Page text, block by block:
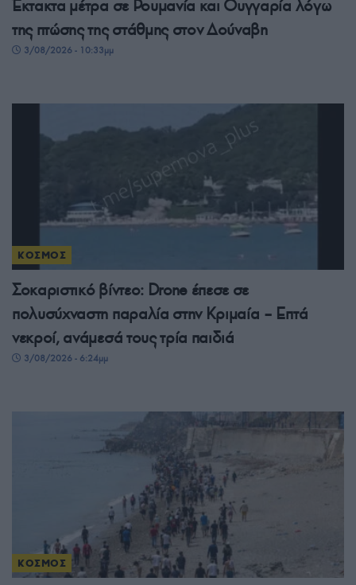
Έκτακτα μέτρα σε Ρουμανία και Ουγγαρία λόγω
της πτώσης της στάθμης στον Δούναβη
3/08/2026 - 10:33μμ
ΚΟΣΜΟΣ
Σοκαριστικό βίντεο: Drone έπεσε σε
πολυσύχναστη παραλία στην Κριμαία – Επτά
νεκροί, ανάμεσά τους τρία παιδιά
3/08/2026 - 6:24μμ
ΚΟΣΜΟΣ